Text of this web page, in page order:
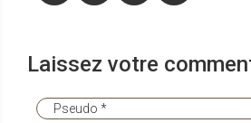
Laissez votre